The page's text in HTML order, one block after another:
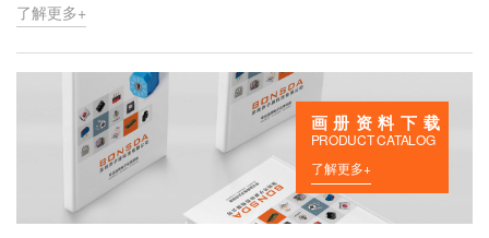
了解更多+
画册资料下载
PRODUCT CATALOG
了解更多+